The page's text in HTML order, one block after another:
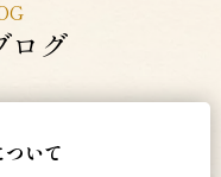
ログ
いて